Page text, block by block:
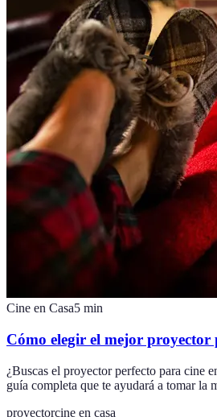
Cine en Casa5 min
Cómo elegir el mejor proyector
¿Buscas el proyector perfecto para cine
guía completa que te ayudará a tomar la
proyectorcine en casa